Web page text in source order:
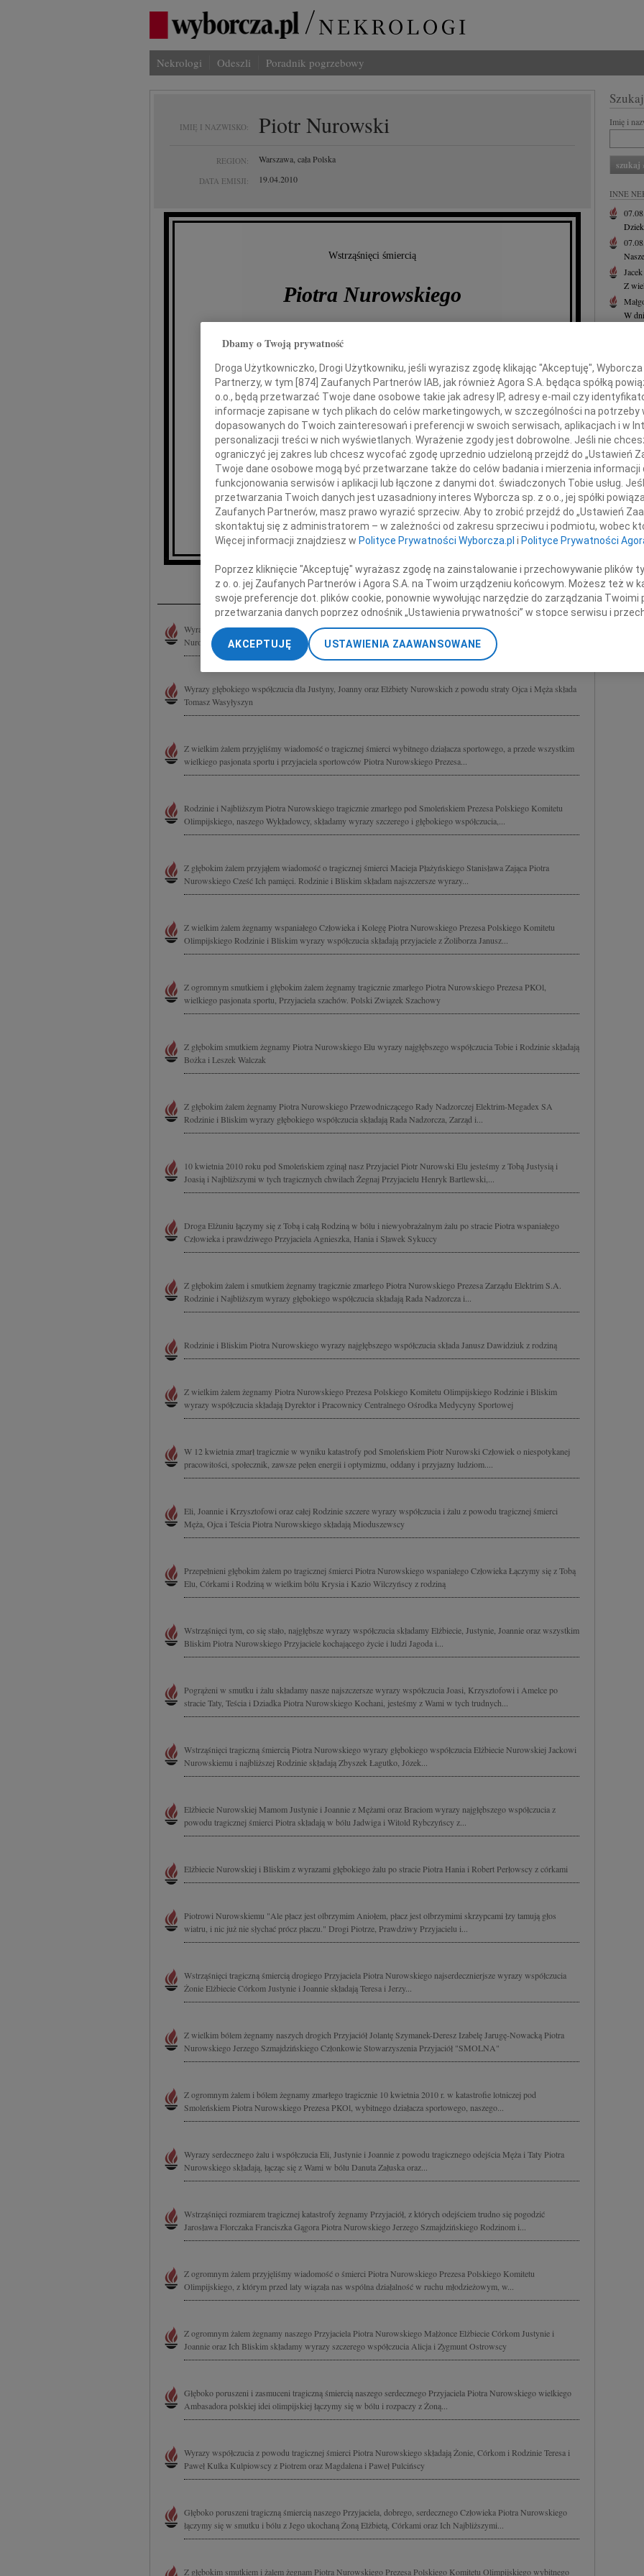
Nekrologi Odeszli Poradnik pogrzebowy
IMIĘ I NAZWISKO: Piotr Nurowski
REGION: Warszawa, cała Polska
DATA EMISJI: 19.04.2010
Wstrząśnięci śmiercią
Piotra Nurowskiego
serdeczne wyrazy współczucia
Żonie Elżbiecie
Córkom
i
Bliskim
Jolanta i Jan Matuszewiczowie z rodziną
Inne kondolencje
Wyrazy smutku i głębokiego współczucia Pani Eli Justynie i Joannie z powodu tragicznej śmierci Piotra
Nurowskiego składa Małgorzata Dobrowolska z rodziną
Wyrazy głębokiego współczucia dla Justyny, Joanny oraz Elżbiety Nurowskich z powodu straty Ojca i Męża składa
Tomasz Wasyłyszyn
Z wielkim żalem przyjęliśmy wiadomość o tragicznej śmierci wybitnego działacza sportowego, a przede wszystkim
wielkiego pasjonata sportu i przyjaciela sportowców Piotra Nurowskiego Prezesa...
Rodzinie i Najbliższym Piotra Nurowskiego tragicznie zmarłego pod Smoleńskiem Prezesa Polskiego Komitetu
Olimpijskiego, naszego Wykładowcy, składamy wyrazy szczerego i głębokiego współczucia,...
Z głębokim żalem przyjąłem wiadomość o tragicznej śmierci Macieja Płażyńskiego Stanisława Zająca Piotra
Nurowskiego Cześć Ich pamięci. Rodzinie i Bliskim składam najszczersze wyrazy...
Z wielkim żalem żegnamy wspaniałego Człowieka i Kolegę Piotra Nurowskiego Prezesa Polskiego Komitetu
Olimpijskiego Rodzinie i Bliskim wyrazy współczucia składają przyjaciele z Żoliborza Janusz...
Z ogromnym smutkiem i głębokim żalem żegnamy tragicznie zmarłego Piotra Nurowskiego Prezesa PKOl,
wielkiego pasjonata sportu, Przyjaciela szachów. Polski Związek Szachowy
Z głębokim smutkiem żegnamy Piotra Nurowskiego Elu wyrazy najgłębszego współczucia Tobie i Rodzinie składają
Bożka i Leszek Walczak
Z głębokim żalem żegnamy Piotra Nurowskiego Przewodniczącego Rady Nadzorczej Elektrim-Megadex SA
Rodzinie i Bliskim wyrazy głębokiego współczucia składają Rada Nadzorcza, Zarząd i...
10 kwietnia 2010 roku pod Smoleńskiem zginął nasz Przyjaciel Piotr Nurowski Elu jesteśmy z Tobą Justysią i
Joasią i Najbliższymi w tych tragicznych chwilach Żegnaj Przyjacielu Henryk Bartlewski,...
Droga Elżuniu łączymy się z Tobą i całą Rodziną w bólu i niewyobrażalnym żalu po stracie Piotra wspaniałego
Człowieka i prawdziwego Przyjaciela Agnieszka, Hania i Sławek Sykuccy
Z głębokim żalem i smutkiem żegnamy tragicznie zmarłego Piotra Nurowskiego Prezesa Zarządu Elektrim S.A.
Rodzinie i Najbliższym wyrazy głębokiego współczucia składają Rada Nadzorcza i...
Rodzinie i Bliskim Piotra Nurowskiego wyrazy najgłębszego współczucia składa Janusz Dawidziuk z rodziną
Z wielkim żalem żegnamy Piotra Nurowskiego Prezesa Polskiego Komitetu Olimpijskiego Rodzinie i Bliskim
wyrazy współczucia składają Dyrektor i Pracownicy Centralnego Ośrodka Medycyny Sportowej
W 12 kwietnia zmarł tragicznie w wyniku katastrofy pod Smoleńskiem Piotr Nurowski Człowiek o niespotykanej
pracowitości, społecznik, zawsze pełen energii i optymizmu, oddany i przyjazny ludziom....
Eli, Joannie i Krzysztofowi oraz całej Rodzinie szczere wyrazy współczucia i żalu z powodu tragicznej śmierci
Męża, Ojca i Teścia Piotra Nurowskiego składają Mioduszewscy
Przepełnieni głębokim żalem po tragicznej śmierci Piotra Nurowskiego wspaniałego Człowieka Łączymy się z Tobą
Elu, Córkami i Rodziną w wielkim bólu Krysia i Kazio Wilczyńscy z rodziną
Wstrząśnięci tym, co się stało, najgłębsze wyrazy współczucia składamy Elżbiecie, Justynie, Joannie oraz wszystkim
Bliskim Piotra Nurowskiego Przyjaciele kochającego życie i ludzi Jagoda i...
Pogrążeni w smutku i żalu składamy nasze najszczersze wyrazy współczucia Joasi, Krzysztofowi i Amelce po
stracie Taty, Teścia i Dziadka Piotra Nurowskiego Kochani, jesteśmy z Wami w tych trudnych...
Wstrząśnięci tragiczną śmiercią Piotra Nurowskiego wyrazy głębokiego współczucia Elżbiecie Nurowskiej Jackowi
Nurowskiemu i najbliższej Rodzinie składają Zbyszek Łagutko, Józek...
Elżbiecie Nurowskiej Mamom Justynie i Joannie z Mężami oraz Braciom wyrazy najgłębszego współczucia z
powodu tragicznej śmierci Piotra składają w bólu Jadwiga i Witold Rybczyńscy z...
Elżbiecie Nurowskiej i Bliskim z wyrazami głębokiego żalu po stracie Piotra Hania i Robert Perłowscy z córkami
Piotrowi Nurowskiemu "Ale płacz jest olbrzymim Aniołem, płacz jest olbrzymimi skrzypcami łzy tamują głos
wiatru, i nic już nie słychać prócz płaczu." Drogi Piotrze, Prawdziwy Przyjacielu i...
Wstrząśnięci tragiczną śmiercią drogiego Przyjaciela Piotra Nurowskiego najserdecznierjsze wyrazy współczucia
Żonie Elżbiecie Córkom Justynie i Joannie składają Teresa i Jerzy...
Z wielkim bólem żegnamy naszych drogich Przyjaciół Jolantę Szymanek-Deresz Izabelę Jarugę-Nowacką Piotra
Nurowskiego Jerzego Szmajdzińskiego Członkowie Stowarzyszenia Przyjaciół "SMOLNA"
Z ogromnym żalem i bólem żegnamy zmarłego tragicznie 10 kwietnia 2010 r. w katastrofie lotniczej pod
Smoleńskiem Piotra Nurowskiego Prezesa PKOl, wybitnego działacza sportowego, naszego...
Wyrazy serdecznego żalu i współczucia Eli, Justynie i Joannie z powodu tragicznego odejścia Męża i Taty Piotra
Nurowskiego składają, łącząc się z Wami w bólu Danuta Załuska oraz...
Wstrząśnięci rozmiarem tragicznej katastrofy żegnamy Przyjaciół, z których odejściem trudno się pogodzić
Jarosława Florczaka Franciszka Gągora Piotra Nurowskiego Jerzego Szmajdzińskiego Rodzinom i...
Z ogromnym żalem przyjęliśmy wiadomość o śmierci Piotra Nurowskiego Prezesa Polskiego Komitetu
Olimpijskiego, z którym przed laty wiązała nas wspólna działalność w ruchu młodzieżowym, w...
Z ogromnym żalem żegnamy naszego Przyjaciela Piotra Nurowskiego Małżonce Elżbiecie Córkom Justynie i
Joannie oraz Ich Bliskim składamy wyrazy szczerego współczucia Alicja i Zygmunt Ostrowscy
Głęboko poruszeni i zasmuceni tragiczną śmiercią naszego serdecznego Przyjaciela Piotra Nurowskiego wielkiego
Ambasadora polskiej idei olimpijskiej łączymy się w bólu i rozpaczy z Żoną...
Wyrazy współczucia z powodu tragicznej śmierci Piotra Nurowskiego składają Żonie, Córkom i Rodzinie Teresa i
Paweł Kulka Kulpiowscy z Piotrem oraz Magdalena i Paweł Pulcińscy
Głęboko poruszeni tragiczną śmiercią naszego Przyjaciela, dobrego, serdecznego Człowieka Piotra Nurowskiego
łączymy się w smutku i bólu z Jego ukochaną Żoną Elżbietą, Córkami oraz Ich Najbliższymi...
Z głębokim smutkiem i żalem żegnam Piotra Nurowskiego Prezesa Polskiego Komitetu Olimpijskiego wybitnego
Imię i
INNE
Z
W
Asia
Dbamy o Twoją prywatność
Droga Użytkowniczko, Drogi Użytkowniku, jeśli wyrazisz zgodę klikając "Akceptuję",
Partnerzy, w tym [ 874 ] Zaufanych Partnerów IAB, jak również Agora S.A. będąca spółką
o.o., będą przetwarzać Twoje dane osobowe takie jak adresy IP, adresy e-mail czy
informacje zapisane w tych plikach do celów marketingowych, w szczególności na potrzeby
dopasowanych do Twoich zainteresowań i preferencji w swoich serwisach, aplikacjach i w
personalizacji treści w nich wyświetlanych. Wyrażenie zgody jest dobrowolne. Jeśli nie
ograniczyć jej zakres lub chcesz wycofać zgodę uprzednio udzieloną przejdź do „Ustawień
Twoje dane osobowe mogą być przetwarzane także do celów badania i mierzenia
funkcjonowania serwisów i aplikacji lub łączone z danymi dot. świadczonych Tobie usług.
przetwarzania Twoich danych jest uzasadniony interes Wyborcza sp. z o.o., jej spółki
Zaufanych Partnerów, masz prawo wyrazić sprzeciw. Aby to zrobić przejdź do „Ustawień
skontaktuj się z administratorem – w zależności od zakresu sprzeciwu i podmiotu, wobec
Więcej informacji znajdziesz w Polityce Prywatności Wyborcza.pl i Polityce Prywatności
Poprzez kliknięcie "Akceptuję" wyrażasz zgodę na zainstalowanie i przechowywanie plików
z o. o. jej Zaufanych Partnerów i Agora S.A. na Twoim urządzeniu końcowym. Możesz też w
swoje preferencje dot. plików cookie, ponownie wywołując narzędzie do zarządzania Twoimi
przetwarzania danych poprzez odnośnik „Ustawienia prywatności” w stopce serwisu i
„Ustawienia zaawansowane”. Zmiana ustawień plików cookie możliwa jest także za pomocą
My, nasi Zaufani Partnerzy i Agora S.A. możemy przetwarzać dane osobowe w
dokładnych danych geolokalizacyjnych. Aktywne skanowanie charakterystyki urządzenia do
Przechowywanie informacji na urządzeniu lub dostęp do nich. Spersonalizowane reklamy i
treści, badnie odbiorców i ulepszanie usług.
USTAWIENIA ZAAWANSOWANE
AKCEPTUJĘ